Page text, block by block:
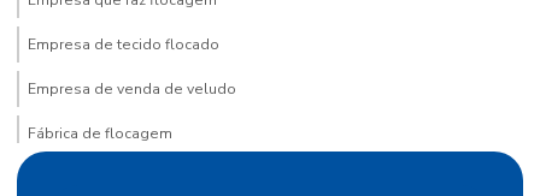
Empresa de tecido flocado
Empresa de venda de veludo
Fábrica de flocagem